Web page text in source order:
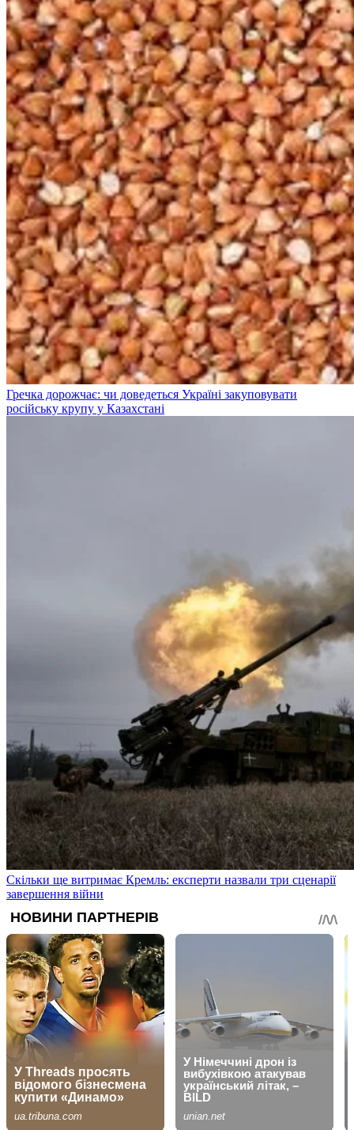
Гречка дорожчає: чи доведеться Україні закуповувати
російську крупу у Казахстані
Скільки ще витримає Кремль: експерти назвали три сценарії
завершення війни